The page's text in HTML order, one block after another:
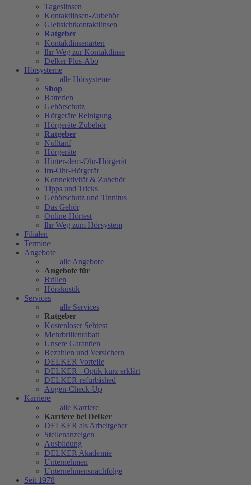
Tageslinsen
Kontaktlinsen-Zubehör
Gleitsichtkontaktlinsen
Ratgeber
Kontaktlinsenarten
Ihr Weg zur Kontaktlinse
Delker Plus-Abo
Hörsysteme
alle Hörsysteme
Shop
Batterien
Gehörschutz
Hörgeräte Reinigung
Hörgeräte-Zubehör
Ratgeber
Nulltarif
Hörgeräte
Hinter-dem-Ohr-Hörgerät
Im-Ohr-Hörgerät
Konnektivität & Zubehör
Tipps und Tricks
Gehörschutz und Tinnitus
Das Gehör
Online-Hörtest
Ihr Weg zum Hörsystem
Filialen
Termine
Angebote
alle Angebote
Angebote für
Brillen
Hörakustik
Services
alle Services
Ratgeber
Kostenloser Sehtest
Mehrbrillenrabatt
Unsere Garantien
Bezahlen und Versichern
DELKER Vorteile
DELKER - Optik kurz erklärt
DELKER-refurbished
Augen-Check-Up
Karriere
alle Karriere
Karriere bei Delker
DELKER als Arbeitgeber
Stellenanzeigen
Ausbildung
DELKER Akademie
Unternehmen
Unternehmensnachfolge
Seit 1978